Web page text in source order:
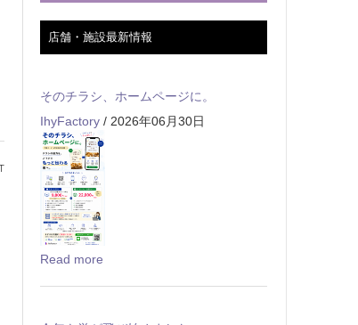
店舗・施設最新情報
そのチラシ、ホームページに。
IhyFactory / 2026年06月30日
Read more